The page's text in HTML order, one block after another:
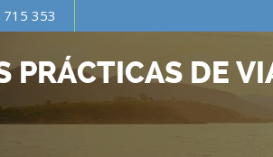
353
PRÁCTICAS DE